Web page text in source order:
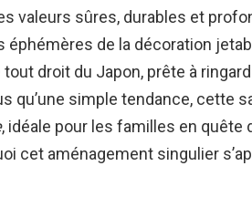
valeurs sûres, durables et
de la décoration
droit du Japon, prête à
qu’une simple tendance, cette
, idéale pour les familles en quête
cet aménagement singulier